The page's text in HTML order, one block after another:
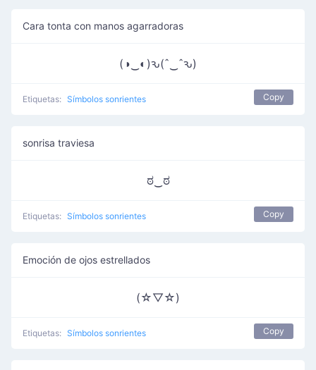
Cara tonta con manos agarradoras
(◑‿◐)ԅ(ˆ‿ˆԅ)
Etiquetas: Símbolos sonrientes Copy
sonrisa traviesa
ಠ‿ಠ
Etiquetas: Símbolos sonrientes Copy
Emoción de ojos estrellados
(☆▽☆)
Etiquetas: Símbolos sonrientes Copy